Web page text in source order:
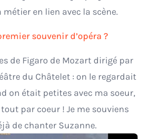
en lien avec la scène.
souvenir d’opéra ?
de Figaro de Mozart dirigé par
du Châtelet : on le regardait
on était petites avec ma soeur,
par coeur ! Je me souviens
de chanter Suzanne.